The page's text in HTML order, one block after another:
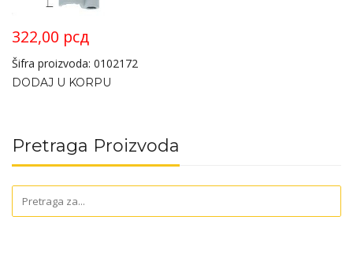
322,00 рсд
Šifra proizvoda: 0102172
DODAJ U KORPU
Pretraga Proizvoda